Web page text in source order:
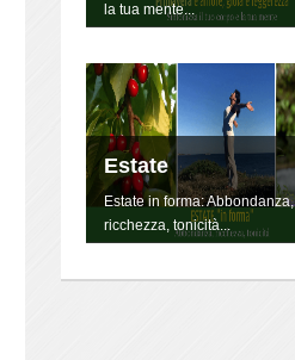
la tua mente...
Estate
Estate in forma: Abbondanza,
ricchezza, tonicità...